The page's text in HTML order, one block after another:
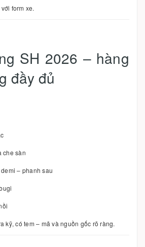
form xe.
SH 2026 – hàng
đầy đủ
che sàn
– phanh sau
kỹ, có tem – mã và nguồn gốc rõ ràng.